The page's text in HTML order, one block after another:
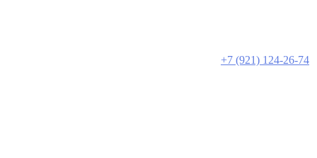
+7 (921) 124-26-74